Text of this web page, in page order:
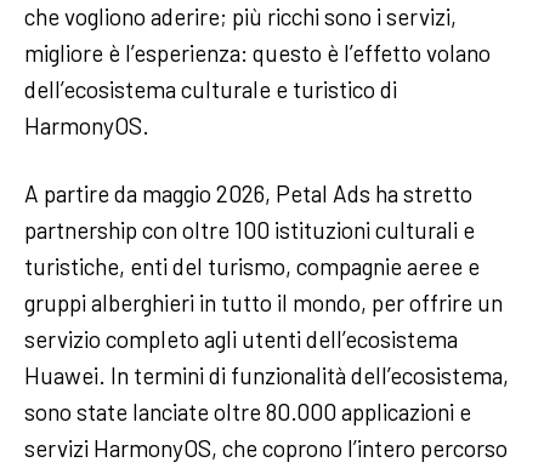
che vogliono aderire; più ricchi sono i servizi,
migliore è l’esperienza: questo è l’effetto volano
dell’ecosistema culturale e turistico di
HarmonyOS.
A partire da maggio 2026, Petal Ads ha stretto
partnership con oltre 100 istituzioni culturali e
turistiche, enti del turismo, compagnie aeree e
gruppi alberghieri in tutto il mondo, per offrire un
servizio completo agli utenti dell’ecosistema
Huawei. In termini di funzionalità dell’ecosistema,
sono state lanciate oltre 80.000 applicazioni e
servizi HarmonyOS, che coprono l’intero percorso